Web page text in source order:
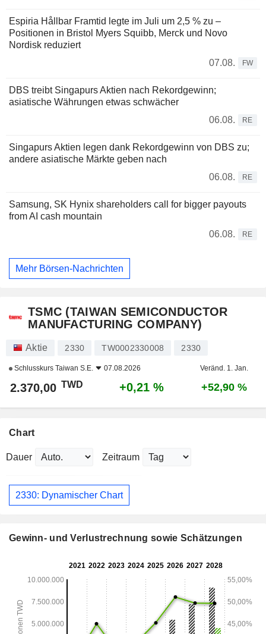
Espiria Hållbar Framtid legte im Juli um 2,5 % zu –
Positionen in Bristol Myers Squibb, Merck und Novo
Nordisk reduziert
07.08.
FW
DBS treibt Singapurs Aktien nach Rekordgewinn;
asiatische Währungen etwas schwächer
06.08.
RE
Singapurs Aktien legen dank Rekordgewinn von DBS zu;
andere asiatische Märkte geben nach
06.08.
RE
Samsung, SK Hynix shareholders call for bigger payouts
from AI cash mountain
06.08.
RE
Mehr Börsen-Nachrichten
TSMC (TAIWAN SEMICONDUCTOR
MANUFACTURING COMPANY)
Aktie 2330 TW0002330008 2330
Schlusskurs Taiwan S.E. 07.08.2026 Veränd. 1. Jan.
2.370,00 TWD +0,21 % +52,90 %
Chart
Dauer Zeitraum
2330: Dynamischer Chart
Gewinn- und Verlustrechnung sowie Schätzungen